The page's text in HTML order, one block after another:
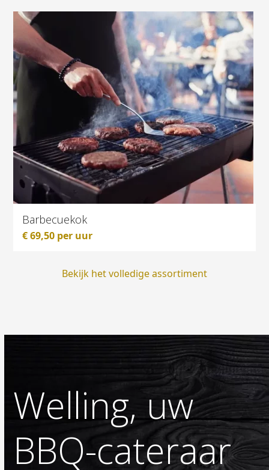
Barbecuekok
€69,50 per uur
Bekijk het volledige assortiment
Welling, uw
BBQ-cateraar